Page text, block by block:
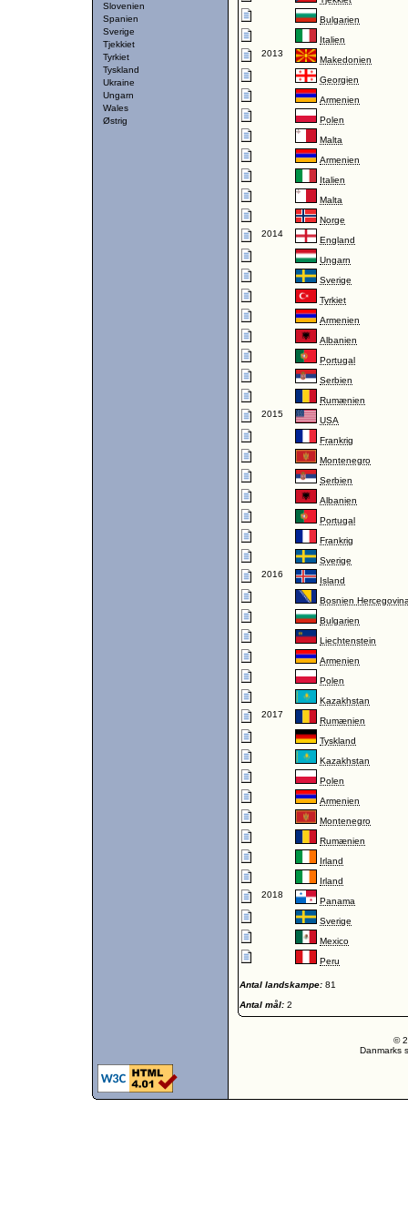
Slovenien
Spanien
Sverige
Tjekkiet
Tyrkiet
Tyskland
Ukraine
Ungarn
Wales
Østrig
Bulgarien
Italien
2013
Makedonien
Georgien
Armenien
Polen
Malta
Armenien
Italien
Malta
Norge
2014
England
Ungarn
Sverige
Tyrkiet
Armenien
Albanien
Portugal
Serbien
Rumænien
2015
USA
Frankrig
Montenegro
Serbien
Albanien
Portugal
Frankrig
Sverige
2016
Island
Bosnien
Bulgarien
Liechtenstein
Armenien
Polen
Kazakhstan
2017
Rumænien
Tyskland
Kazakhstan
Polen
Armenien
Montenegro
Rumænien
Irland
Irland
2018
Panama
Sverige
Mexico
Peru
Antal landskampe: 81
Antal mål: 2
©
Danmarks